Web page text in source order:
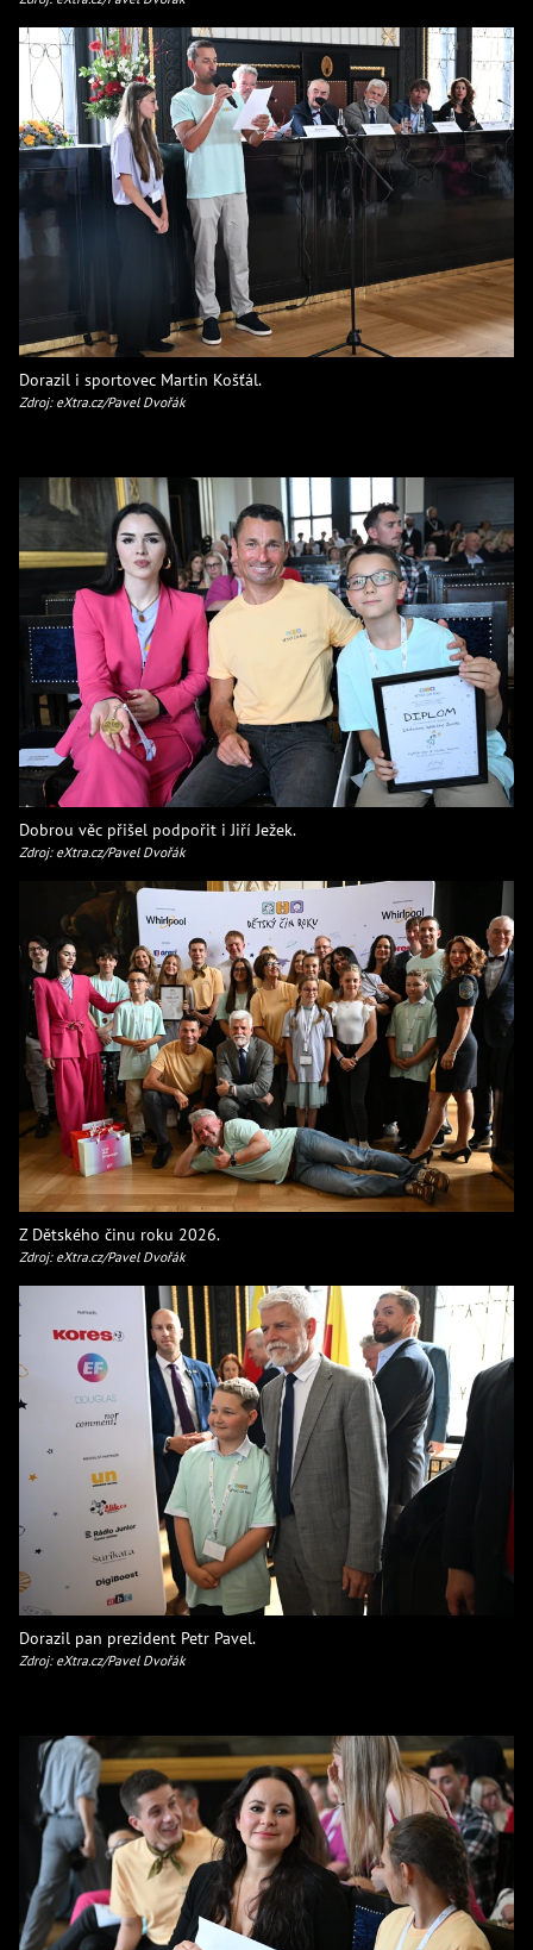
Dorazil i sportovec Martin Košťál.
Zdroj: eXtra.cz/Pavel Dvořák
Dobrou věc přišel podpořit i Jiří Ježek.
Zdroj: eXtra.cz/Pavel Dvořák
Z Dětského činu roku 2026.
Zdroj: eXtra.cz/Pavel Dvořák
Dorazil pan prezident Petr Pavel.
Zdroj: eXtra.cz/Pavel Dvořák